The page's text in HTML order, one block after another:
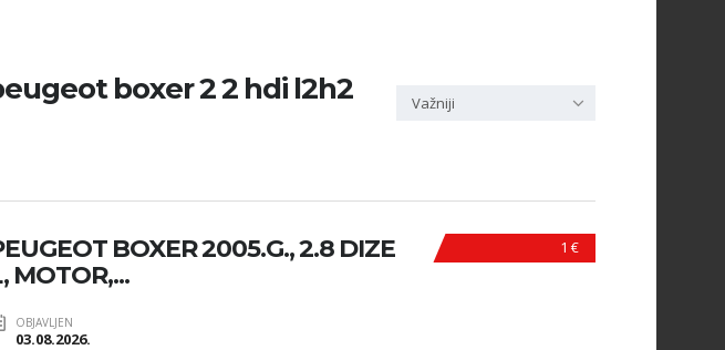
boxer 2 2 hdi l2h2
Važniji
1 €
BOXER 2005.G., 2.8 DIZE
MOTOR,...
OBJAVLJEN
03.08.2026.